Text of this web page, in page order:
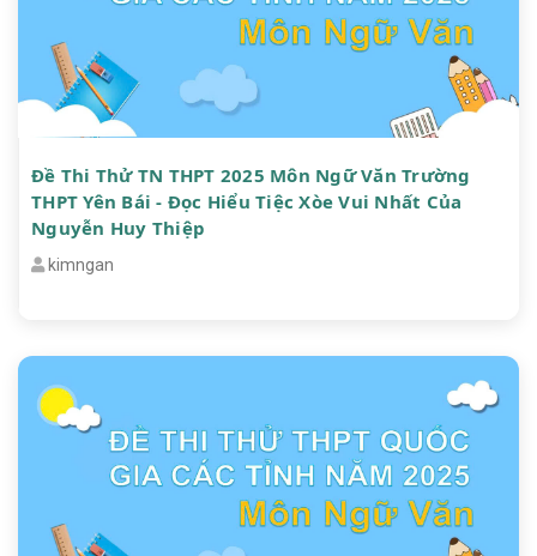
Đề Thi Thử TN THPT 2025 Môn Ngữ Văn Trường
THPT Yên Bái - Đọc Hiểu Tiệc Xòe Vui Nhất Của
Nguyễn Huy Thiệp
kimngan